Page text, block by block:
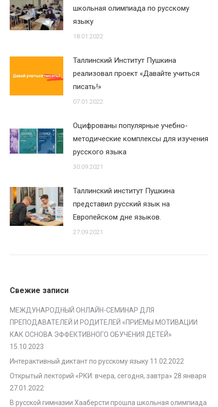
школьная олимпиада по русскому
языку
18.01.2022
Таллинский Институт Пушкина
реализовал проект «Давайте учиться
писать!»
07.01.2022
Оцифрованы популярные учебно-
методические комплексы для изучения
русского языка
30.09.2021
Таллинский институт Пушкина
представил русский язык на
Европейском дне языков.
27.09.2021
Свежие записи
МЕЖДУНАРОДНЫЙ ОНЛАЙН-СЕМИНАР ДЛЯ
ПРЕПОДАВАТЕЛЕЙ И РОДИТЕЛЕЙ «ПРИЁМЫ МОТИВАЦИИ
КАК ОСНОВА ЭФФЕКТИВНОГО ОБУЧЕНИЯ ДЕТЕЙ»
15.10.2023
Интерактивный диктант по русскому языку 11.02.2022
Открытый лекторий «РКИ: вчера, сегодня, завтра» 28 января
27.01.2022
В русской гимназии Хааберсти прошла школьная олимпиада